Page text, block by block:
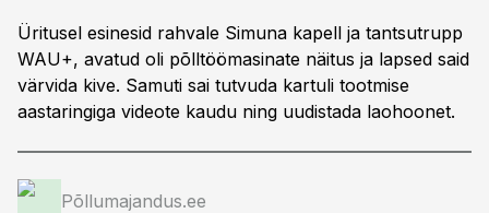
Üritusel esinesid rahvale Simuna kapell ja tantsutrupp
WAU+, avatud oli põlltöömasinate näitus ja lapsed said
värvida kive. Samuti sai tutvuda kartuli tootmise
aastaringiga videote kaudu ning uudistada laohoonet.
Põllumajandus.ee